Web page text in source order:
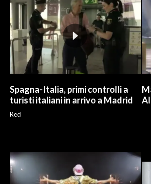
Spagna-Italia, primi controlli a
turisti italiani in arrivo a Madrid
Red